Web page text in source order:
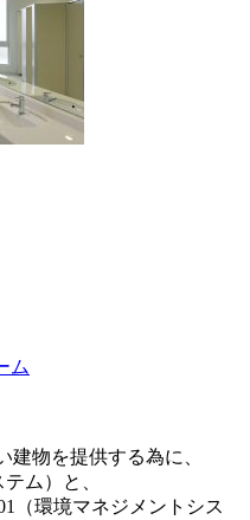
ム
物を提供する為に、
ム）と、
（環境マネジメントシス